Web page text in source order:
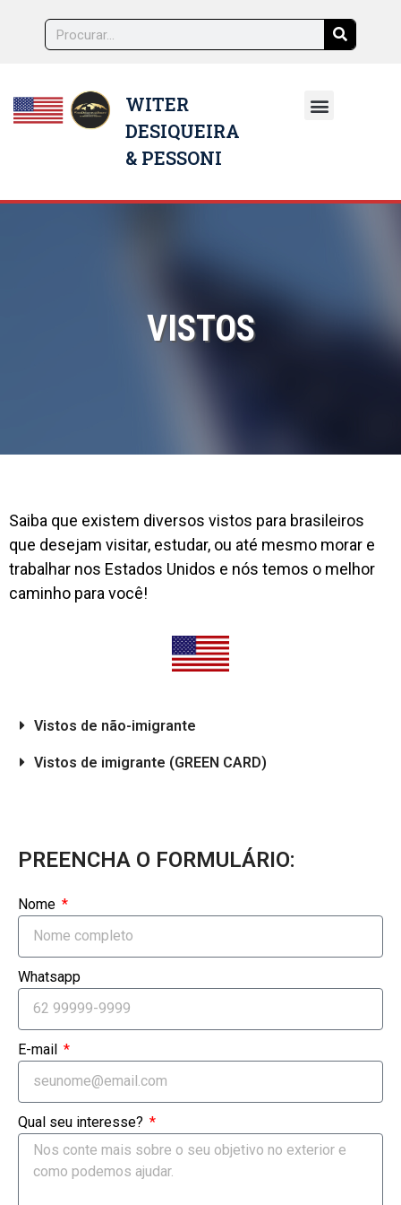
WITER
DESIQUEIRA
& PESSONI
VISTOS
Saiba que existem diversos vistos para brasileiros
que desejam visitar, estudar, ou até mesmo morar e
trabalhar nos Estados Unidos e nós temos o melhor
caminho para você!
Vistos de não-imigrante
Vistos de imigrante (GREEN CARD)
PREENCHA O FORMULÁRIO:
Nome
Whatsapp
E-mail
Qual seu interesse?